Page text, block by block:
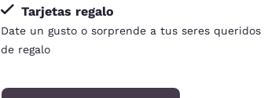
Tarjetas regalo
Date un gusto o sorprende a tus seres
de regalo